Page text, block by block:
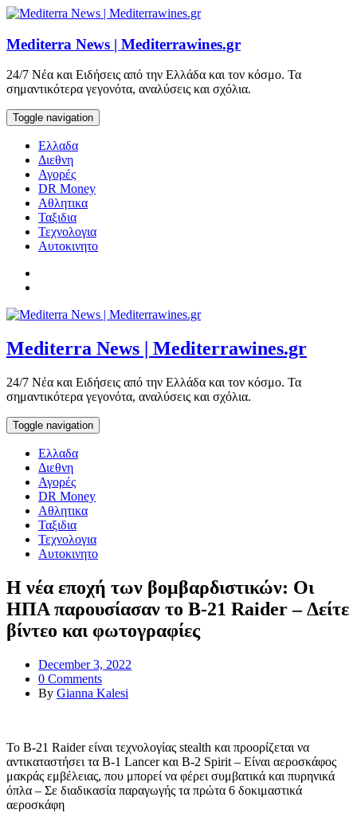
Skip
content
Mediterra News | Mediterrawines.gr
24/7 Νέα και Ειδήσεις από την Ελλάδα και τον κόσμο. Τα
σημαντικότερα γεγονότα, αναλύσεις και σχόλια.
Toggle navigation
Ελλαδα
Διεθνη
Αγορές
DR Money
Αθλητικα
Ταξιδια
Τεχνολογια
Αυτοκινητο
Mediterra News | Mediterrawines.gr
24/7 Νέα και Ειδήσεις από την Ελλάδα και τον κόσμο. Τα
σημαντικότερα γεγονότα, αναλύσεις και σχόλια.
Toggle navigation
Ελλαδα
Διεθνη
Αγορές
DR Money
Αθλητικα
Ταξιδια
Τεχνολογια
Αυτοκινητο
Η νέα εποχή των βομβαρδιστικών: Οι
ΗΠΑ παρουσίασαν το B-21 Raider – Δείτε
βίντεο και φωτογραφίες
December 3, 2022
0 Comments
By Gianna Kalesi
Το B-21 Raider είναι τεχνολογίας stealth και προορίζεται να
αντικαταστήσει τα B-1 Lancer και B-2 Spirit – Είναι αεροσκάφος
μακράς εμβέλειας, που μπορεί να φέρει συμβατικά και πυρηνικά
όπλα – Σε διαδικασία παραγωγής τα πρώτα 6 δοκιμαστικά
αεροσκάφη